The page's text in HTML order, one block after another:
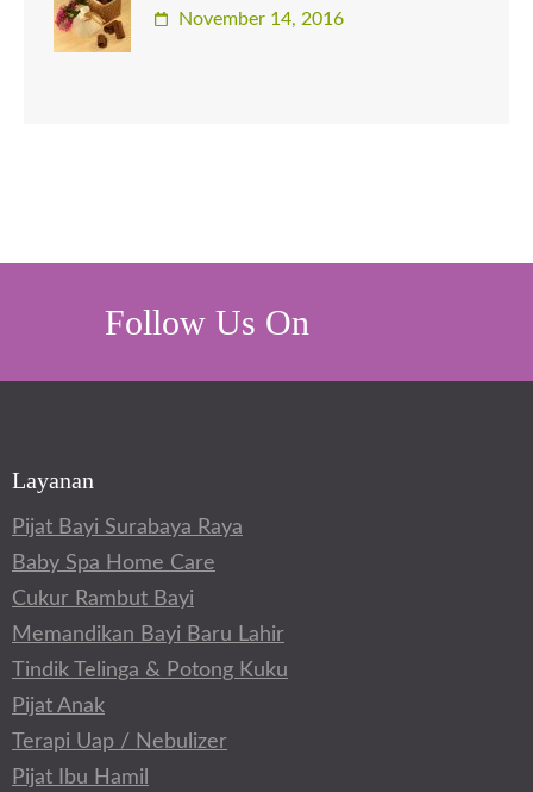
November 14, 2016
Follow Us On
Layanan
Pijat Bayi Surabaya Raya
Baby Spa Home Care
Cukur Rambut Bayi
Memandikan Bayi Baru Lahir
Tindik Telinga & Potong Kuku
Pijat Anak
Terapi Uap / Nebulizer
Pijat Ibu Hamil